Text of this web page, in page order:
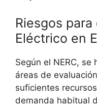
Riesgos
Eléctrico en
Según el NERC,
áreas de
suficientes
demanda habitual